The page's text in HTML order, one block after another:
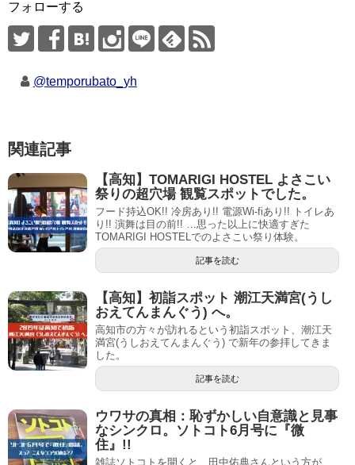
フォローする
@temporubato_yh
関連記事
【高知】TOMARIGI HOSTEL よさこい
祭りの超穴場 観覧スポットでした。
フード持込OK!! 冷房あり!! 電源Wi-fiあり!! トイレあ
り!! 演舞は目の前!! …思った以上に快適すぎた
TOMARIGI HOSTELでのよさこい祭り体験。
記事を読む
【高知】初詣スポット 潮江天満宮(うし
おえてんまんぐう) へ。
高知市の方々が訪れるという初詣スポット、潮江天
満宮(うしおえてんまんぐう) で新年の参拝してきま
した。
記事を読む
ウワサの真相：恥ずかしい自意識と見事
なシンクロ。ソトコト6月号に『微
住』!!
雑誌ソトコトを開くと、田中佑典さんという方が